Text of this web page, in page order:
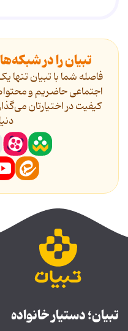
تبیان را در
فاصله شما با تبیان
اجتماعی حاضریم و
کیفیت در اختیارتان
تبیان؛ دستیار خانواده